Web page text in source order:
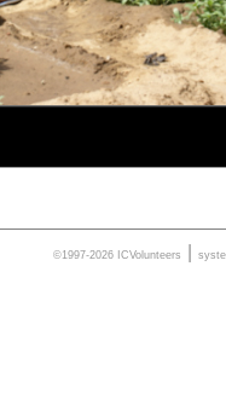
©1997-2026 ICVolunteers